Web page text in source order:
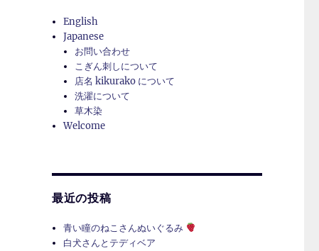
English
Japanese
お問い合わせ
こぎん刺しについて
店名 kikurako について
洗濯について
草木染
Welcome
最近の投稿
青い瞳のねこさんぬいぐるみ
白犬さんとテディベア